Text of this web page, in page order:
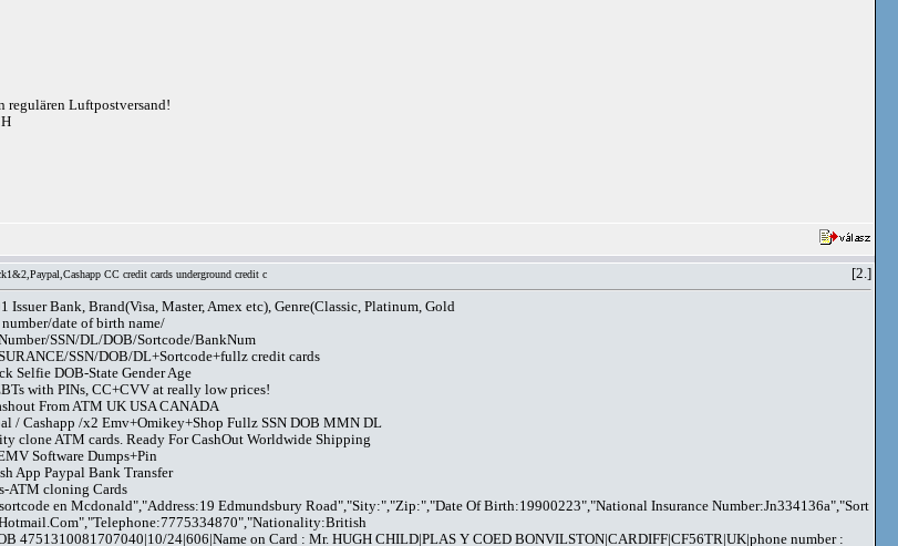
regulären Luftpostversand!
CC credit cards underground credit c [2.]
Bank, Brand(Visa, Master, Amex etc), Genre(Classic, Platinum, Gold
date of birth name/
SSN/DL/DOB/Sortcode/BankNum
SSN/DOB/DL+Sortcode+fullz credit cards
Selfie DOB-State Gender Age
with PINs, CC+CVV at really low prices!
From ATM UK USA CANADA
/ Cashapp /x2 Emv+Omikey+Shop Fullz SSN DOB MMN DL
clone ATM cards. Ready For CashOut Worldwide Shipping
Software Dumps+Pin
App Paypal Bank Transfer
ATM cloning Cards
en Mcdonald","Address:19 Edmundsbury Road","Sity:","Zip:","Date Of Birth:19900223","National Insurance Number:Jn334136a","Sort
","Telephone:7775334870","Nationality:British
4751310081707040|10/24|606|Name on Card : Mr. HUGH CHILD|PLAS Y COED BONVILSTON|CARDIFF|CF56TR|UK|phone number :